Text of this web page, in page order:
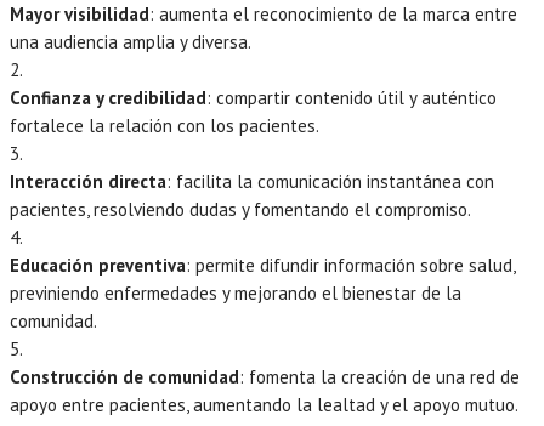
Mayor visibilidad: aumenta el reconocimiento de la marca entre
una audiencia amplia y diversa.
2.
Confianza y credibilidad: compartir contenido útil y auténtico
fortalece la relación con los pacientes.
3.
Interacción directa: facilita la comunicación instantánea con
pacientes, resolviendo dudas y fomentando el compromiso.
4.
Educación preventiva: permite difundir información sobre salud,
previniendo enfermedades y mejorando el bienestar de la
comunidad.
5.
Construcción de comunidad: fomenta la creación de una red de
apoyo entre pacientes, aumentando la lealtad y el apoyo mutuo.